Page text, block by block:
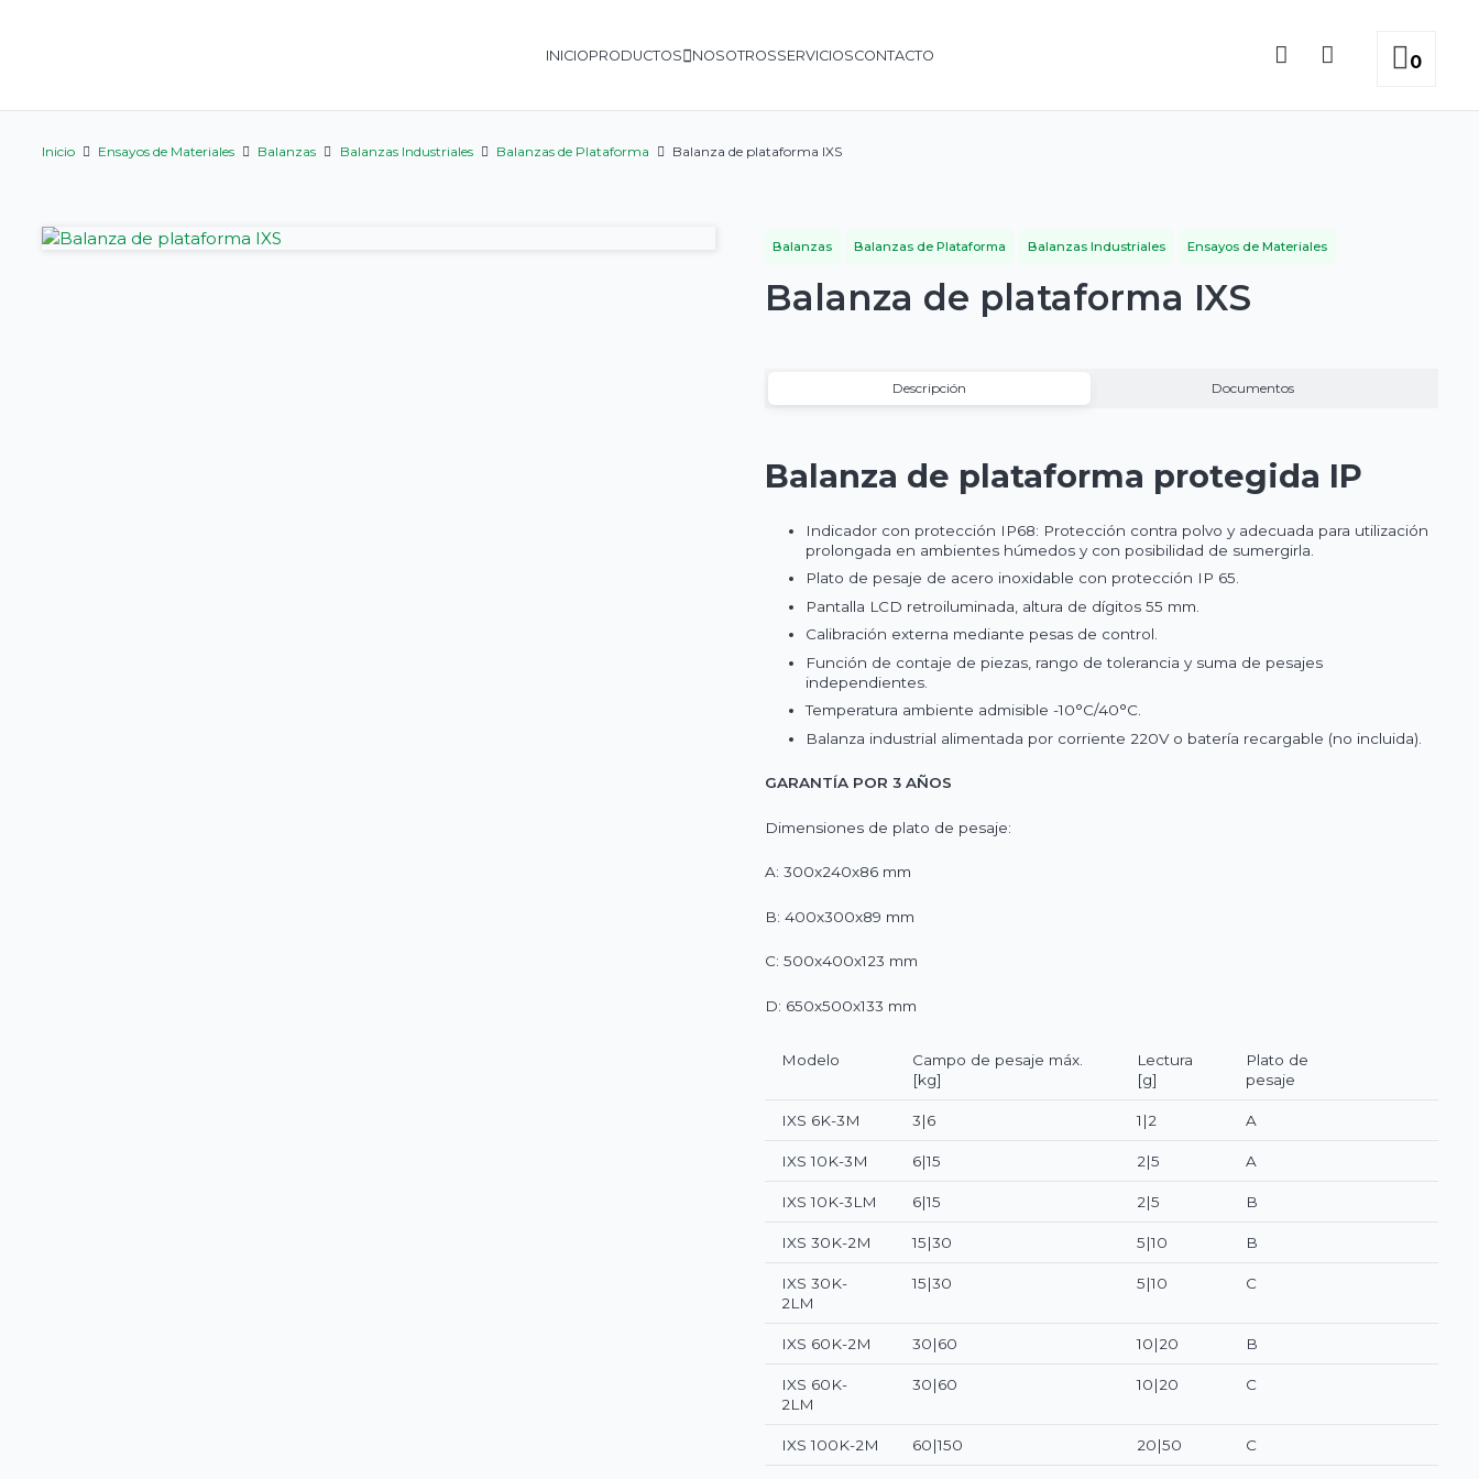
INICIOPRODUCTOS NOSOTROSSERVICIOSCONTACTO 0
Inicio Ensayos de Materiales Balanzas Balanzas Industriales Balanzas de Plataforma Balanza de plataforma IXS
Balanzas Balanzas de Plataforma Balanzas Industriales Ensayos de Materiales
Balanza de plataforma IXS
Descripción Documentos
Balanza de plataforma protegida IP
Indicador con protección IP68: Protección contra polvo y adecuada para utilización
prolongada en ambientes húmedos y con posibilidad de sumergirla.
Plato de pesaje de acero inoxidable con protección IP 65.
Pantalla LCD retroiluminada, altura de dígitos 55 mm.
Calibración externa mediante pesas de control.
Función de contaje de piezas, rango de tolerancia y suma de pesajes
independientes.
Temperatura ambiente admisible -10°C/40°C.
Balanza industrial alimentada por corriente 220V o batería recargable (no incluida).
GARANTÍA POR 3 AÑOS
Dimensiones de plato de pesaje:
A: 300x240x86 mm
B: 400x300x89 mm
C: 500x400x123 mm
D: 650x500x133 mm
Modelo
Campo de pesaje máx.
[kg]
Lectura
[g]
Plato de
pesaje
IXS 6K-3M 3|6 1|2 A
IXS 10K-3M 6|15 2|5 A
IXS 10K-3LM 6|15 2|5 B
IXS 30K-2M 15|30 5|10 B
IXS 30K-
2LM
15|30 5|10 C
IXS 60K-2M 30|60 10|20 B
IXS 60K-
2LM
30|60 10|20 C
IXS 100K-2M 60|150 20|50 C